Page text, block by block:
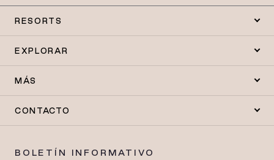
RESORTS
EXPLORAR
MÁS
CONTACTO
BOLETÍN INFORMATIVO